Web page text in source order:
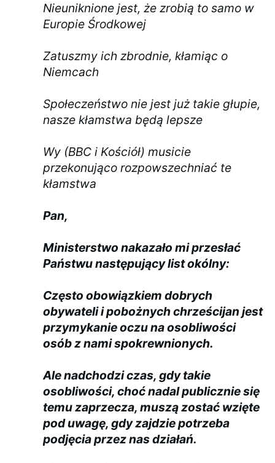
Nieuniknione jest, że zrobią to samo w
Europie Środkowej
Zatuszmy ich zbrodnie, kłamiąc o
Niemcach
Społeczeństwo nie jest już takie głupie,
nasze kłamstwa będą lepsze
Wy (BBC i Kościół) musicie
przekonująco rozpowszechniać te
kłamstwa
Pan,
Ministerstwo nakazało mi przesłać
Państwu następujący list okólny:
Często obowiązkiem dobrych
obywateli i pobożnych chrześcijan jest
przymykanie oczu na osobliwości
osób z nami spokrewnionych.
Ale nadchodzi czas, gdy takie
osobliwości, choć nadal publicznie się
temu zaprzecza, muszą zostać wzięte
pod uwagę, gdy zajdzie potrzeba
podjęcia przez nas działań.